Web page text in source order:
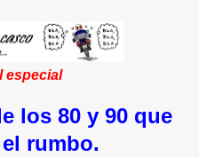
especial
los 80 y 90 que
rumbo.